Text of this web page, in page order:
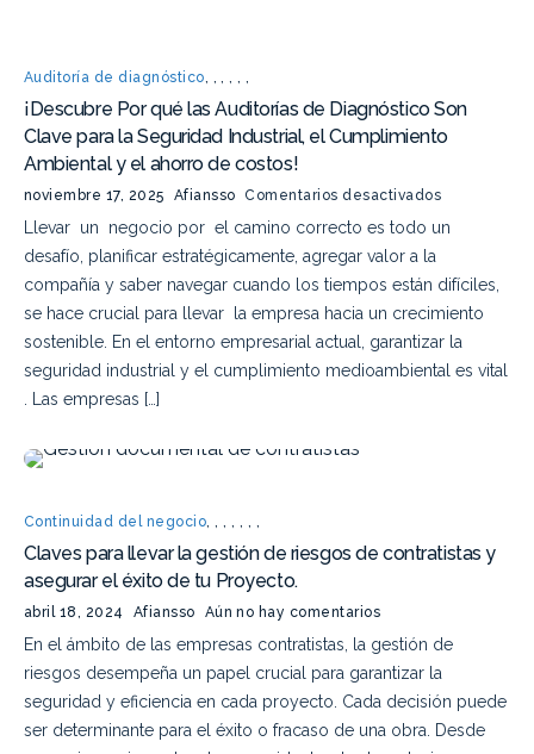
Auditoría de diagnóstico, ,,,,,
¡Descubre Por qué las Auditorías de Diagnóstico Son
Clave para la Seguridad Industrial, el Cumplimiento
Ambiental y el ahorro de costos!
noviembre 17, 2025 Afiansso Comentarios desactivados
Llevar un negocio por el camino correcto es todo un
desafío, planificar estratégicamente, agregar valor a la
compañía y saber navegar cuando los tiempos están difíciles,
se hace crucial para llevar la empresa hacia un crecimiento
sostenible. En el entorno empresarial actual, garantizar la
seguridad industrial y el cumplimiento medioambiental es vital
. Las empresas […]
Continuidad del negocio,, , , , , ,
Claves para llevar la gestión de riesgos de contratistas y
asegurar el éxito de tu Proyecto.
abril 18, 2024 Afiansso Aún no hay comentarios
En el ámbito de las empresas contratistas, la gestión de
riesgos desempeña un papel crucial para garantizar la
seguridad y eficiencia en cada proyecto. Cada decisión puede
ser determinante para el éxito o fracaso de una obra. Desde